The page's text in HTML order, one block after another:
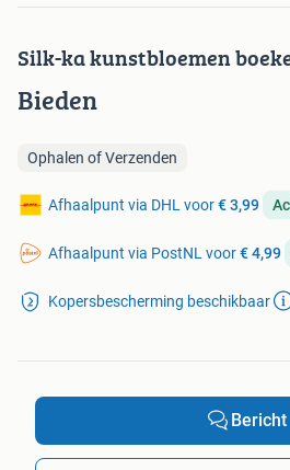
Silk-ka kunstbloemen
Bieden
Ophalen of Verzenden
Afhaalpunt via DHL voor€ 3,99
Afhaalpunt via PostNL voor€ 4,99
Kopersbescherming beschikbaar
Bericht